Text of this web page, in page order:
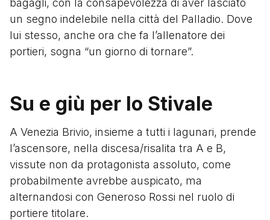
un segno indelebile nella città del Palladio. Dove
lui stesso, anche ora che fa l’allenatore dei
portieri, sogna “un giorno di tornare”.
Su e giù per lo Stivale
A Venezia Brivio, insieme a tutti i lagunari, prende
l’ascensore, nella discesa/risalita tra A e B,
vissute non da protagonista assoluto, come
probabilmente avrebbe auspicato, ma
alternandosi con Generoso Rossi nel ruolo di
portiere titolare.